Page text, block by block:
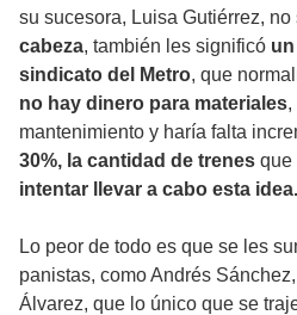
su sucesora, Luisa Gutiérrez, no
cabeza, también les significó
sindicato del Metro, que
no hay dinero para materiales,
mantenimiento y haría falta
30%, la cantidad de trenes que
intentar llevar a cabo esta idea.
Lo peor de todo es que se les
panistas, como Andrés
Álvarez, que lo único que se